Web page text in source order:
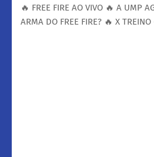
🔥 FREE FIRE AO VIVO 🔥 A UMP
ARMA DO FREE FIRE? 🔥 X